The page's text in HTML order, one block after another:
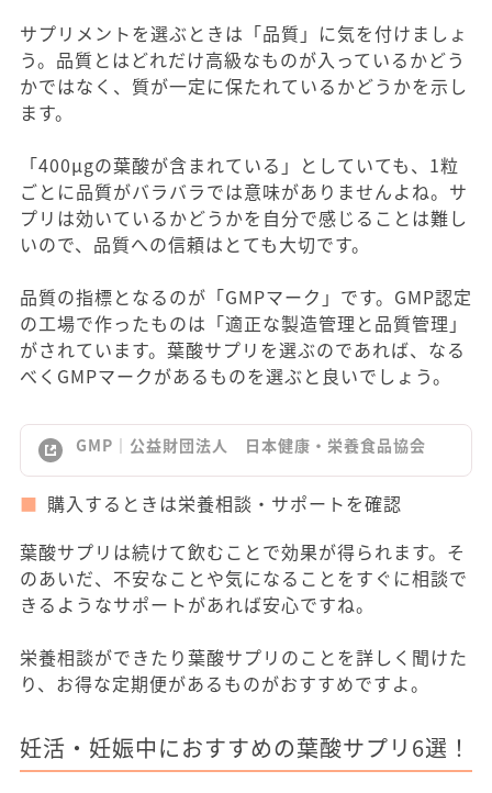
サプリメントを選ぶときは「品質」に気を付けましょ
う。品質とはどれだけ高級なものが入っているかどう
かではなく、質が一定に保たれているかどうかを示し
ます。
「400μgの葉酸が含まれている」としていても、1粒
ごとに品質がバラバラでは意味がありませんよね。サ
プリは効いているかどうかを自分で感じることは難し
いので、品質への信頼はとても大切です。
品質の指標となるのが「GMPマーク」です。GMP認定
の工場で作ったものは「適正な製造管理と品質管理」
がされています。葉酸サプリを選ぶのであれば、なる
べくGMPマークがあるものを選ぶと良いでしょう。
GMP｜公益財団法人 日本健康・栄養食品協会
購入するときは栄養相談・サポートを確認
葉酸サプリは続けて飲むことで効果が得られます。そ
のあいだ、不安なことや気になることをすぐに相談で
きるようなサポートがあれば安心ですね。
栄養相談ができたり葉酸サプリのことを詳しく聞けた
り、お得な定期便があるものがおすすめですよ。
妊活・妊娠中におすすめの葉酸サプリ6選！